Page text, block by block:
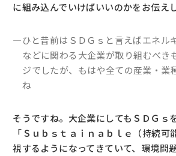
に組み込んでいけばいいのかをお伝えし
―ひと昔前はＳＤＧｓと言えばエネル
などに関わる大企業が取り組むべき
ジでしたが、もはや全ての産業・業
ね
そうですね。大企業にしてもＳＤＧｓ
「Ｓｕｂｓｔａｉｎａｂｌｅ（持続可
視するようになってきていて、環境問